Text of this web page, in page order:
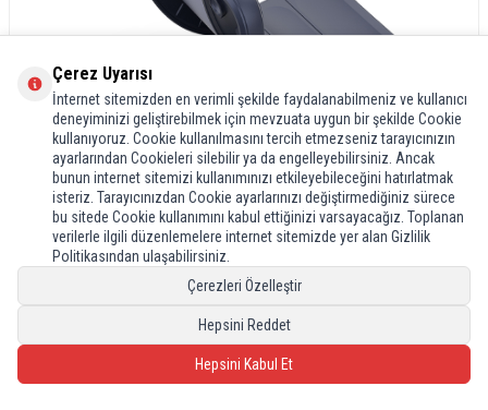
Çerez Uyarısı
İnternet sitemizden en verimli şekilde faydalanabilmeniz ve kullanıcı
deneyiminizi geliştirebilmek için mevzuata uygun bir şekilde Cookie
kullanıyoruz. Cookie kullanılmasını tercih etmezseniz tarayıcınızın
ayarlarından Cookieleri silebilir ya da engelleyebilirsiniz. Ancak
bunun internet sitemizi kullanımınızı etkileyebileceğini hatırlatmak
isteriz. Tarayıcınızdan Cookie ayarlarınızı değiştirmediğiniz sürece
bu sitede Cookie kullanımını kabul ettiğinizi varsayacağız. Toplanan
verilerle ilgili düzenlemelere internet sitemizde yer alan Gizlilik
Politikasından ulaşabilirsiniz.
Çerezleri Özelleştir
Hepsini Reddet
Hepsini Kabul Et